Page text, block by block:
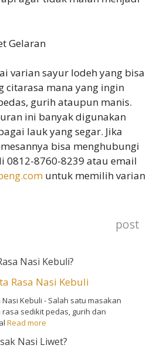
varian sayur lodeh yang bisa
citarasa mana yang ingin
gurih ataupun manis.
ini banyak digunakan
lauk yang segar. Jika
bisa menghubungi
0812-8760-8239 atau email
untuk memilih varian
post
Nasi Kebuli?
Kebuli - Salah satu masakan
sedikit pedas, gurih dan
Read more
Nasi Liwet?